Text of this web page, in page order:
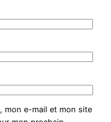
mon e-mail et mon site